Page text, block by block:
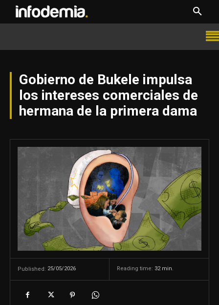
Gobierno de Bukele impulsa
los intereses comerciales de
hermana de la primera dama
Published: 25/05/2026 Reading time: 32min.